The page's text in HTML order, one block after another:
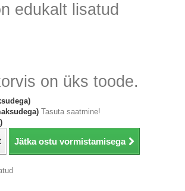
edukalt lisatud
on üks toode.
Tasuta saatmine!
Jätka ostu vormistamisega